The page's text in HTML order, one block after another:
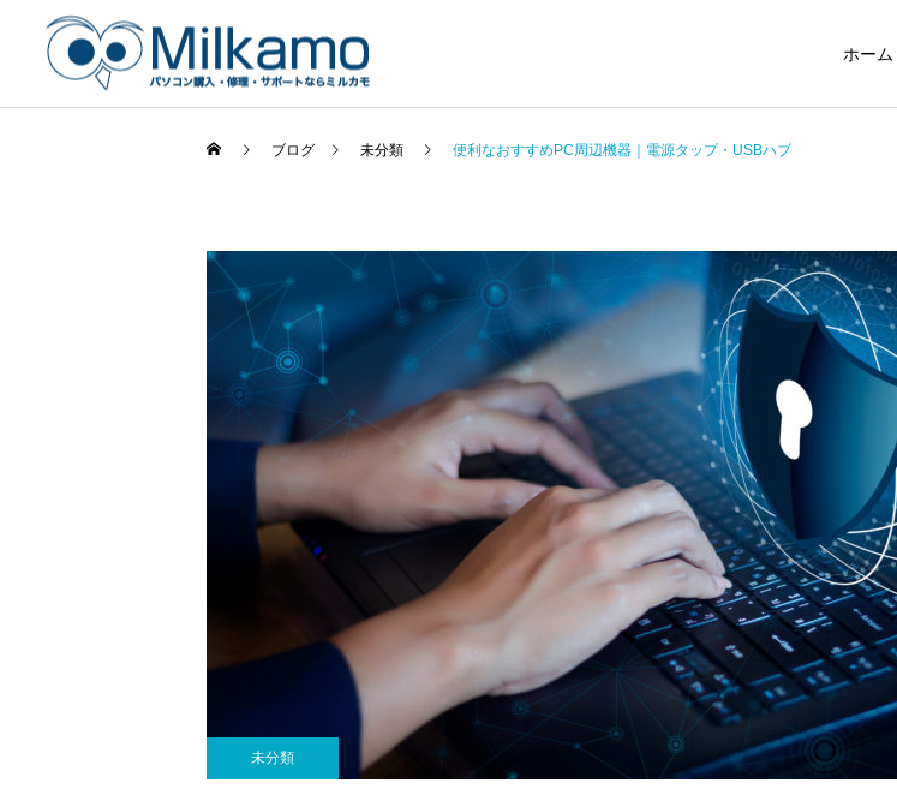
ホーム
ブログ 未分類 便利なおすすめPC周辺機器｜電源タップ・USBハブ
未分類